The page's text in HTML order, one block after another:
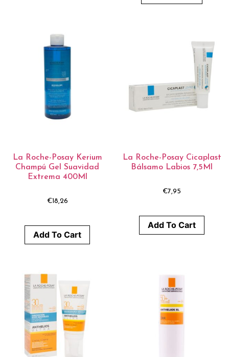
La Roche-Posay Kerium
Champú Gel Suavidad
Extrema 400Ml
€18,26
Add To Cart
La Roche-Posay Cicaplast
Bálsamo Labios 7,5Ml
€7,95
Add To Cart